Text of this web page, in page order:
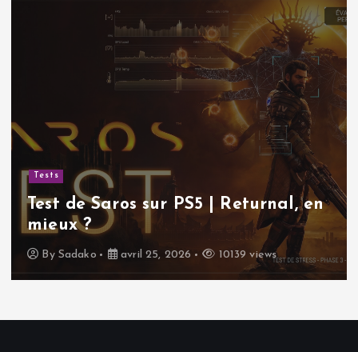
Tests
Test de Saros sur PS5 | Returnal, en
mieux ?
By Sadako avril 25, 2026 10139 views